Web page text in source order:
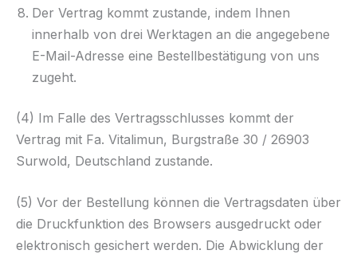
Der Vertrag kommt zustande, indem Ihnen
innerhalb von drei Werktagen an die angegebene
E-Mail-Adresse eine Bestellbestätigung von uns
zugeht.
(4) Im Falle des Vertragsschlusses kommt der
Vertrag mit Fa. Vitalimun, Burgstraße 30 / 26903
Surwold, Deutschland zustande.
(5) Vor der Bestellung können die Vertragsdaten über
die Druckfunktion des Browsers ausgedruckt oder
elektronisch gesichert werden. Die Abwicklung der